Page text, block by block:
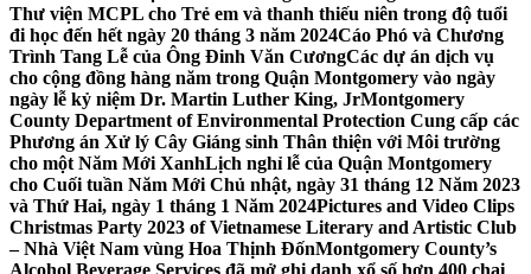
Thư viện MCPL cho Trẻ em và thanh thiếu niên trong độ tuổi
đi học đến hết ngày 20 tháng 3 năm 2024Cáo Phó và Chương
Trình Tang Lễ của Ông Đinh Văn CươngCác dự án dịch vụ
cho cộng đồng hàng năm trong Quận Montgomery vào ngày
ngày lễ kỷ niệm Dr. Martin Luther King, JrMontgomery
County Department of Environmental Protection Cung cấp các
Phương án Xử lý Cây Giáng sinh Thân thiện với Môi trường
cho một Năm Mới XanhLịch nghỉ lễ của Quận Montgomery
cho Cuối tuần Năm Mới Chủ nhật, ngày 31 tháng 12 Năm 2023
và Thứ Hai, ngày 1 tháng 1 Năm 2024Pictures and Video Clips
Christmas Party 2023 of Vietnamese Literary and Artistic Club
– Nhà Việt Nam vùng Hoa Thịnh ĐốnMontgomery County’s
Alcohol Beverage Services đã mở ghi danh xổ số hơn 400 chai